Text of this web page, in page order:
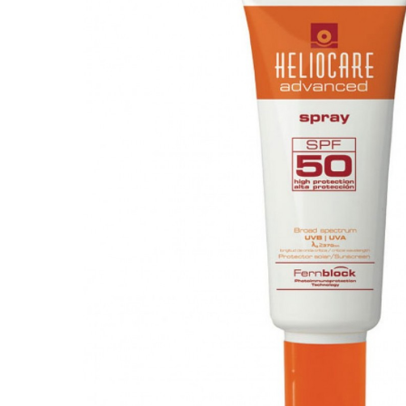
ИНЪЕКЦИОННАЯ
Консультация врача - дерматолога,
Трихология - лечение выпадения
Полиревитализация - питание и
Колостотерапия - глубокое
Увеличение губ - коррекция формы
Биоревитализация - глубокое
Контурная пластика - объёмное
Диспорт - устранение мимических
Миотокс - устранение мимических
Гипергидроз - устранение
плазмолифтинг - подкожное
ВЕКТОРНЫЙ ЛИФТИНГ препаратом
лица препаратом на основе
КОЛЛОГЕНОТЕРАПИЯ (стимулирует
SMAS лифтинг
СМАС лифтинг в косметологии
ЛАЗЕРНАЯ КОСМЕТОЛОГИЯ